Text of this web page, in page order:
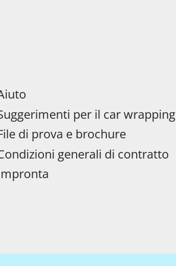
per il car wrapping
di prova e brochure
generali di contratto